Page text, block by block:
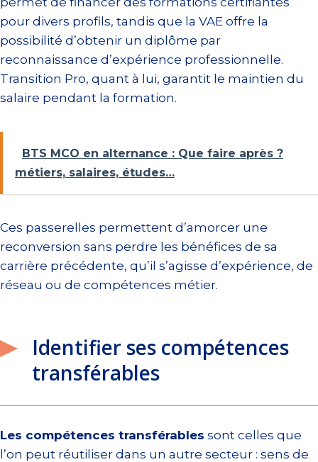
pour divers profils, tandis que la VAE offre la
possibilité d’obtenir un diplôme par
reconnaissance d’expérience professionnelle.
Transition Pro, quant à lui, garantit le maintien du
salaire pendant la formation.
BTS MCO en alternance : Que faire après ?
métiers, salaires, études…
Ces passerelles permettent d’amorcer une
reconversion sans perdre les bénéfices de sa
carrière précédente, qu’il s’agisse d’expérience, de
réseau ou de compétences métier.
Identifier ses compétences
transférables
Les compétences transférables sont celles que
l’on peut réutiliser dans un autre secteur : sens de